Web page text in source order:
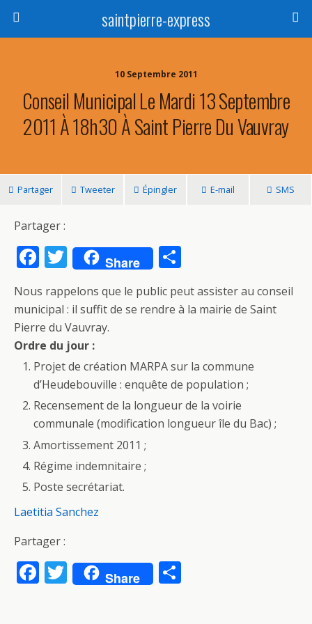
saintpierre-express
10 Septembre 2011
Conseil Municipal Le Mardi 13 Septembre
2011 À 18h30 À Saint Pierre Du Vauvray
Partager Tweeter Épingler E-mail SMS
Partager :
F
e
b
o
o
k
T
w
itt
er
Share
ta
g
Nous rappelons que le public peut assister au conseil
municipal : il suffit de se rendre à la mairie de Saint
Pierre du Vauvray.
Ordre du jour :
Projet de création MARPA sur la commune
d’Heudebouville : enquête de population ;
Recensement de la longueur de la voirie
communale (modification longueur île du Bac) ;
Amortissement 2011 ;
Régime indemnitaire ;
Poste secrétariat.
Laetitia Sanchez
Partager :
F T
w
Share